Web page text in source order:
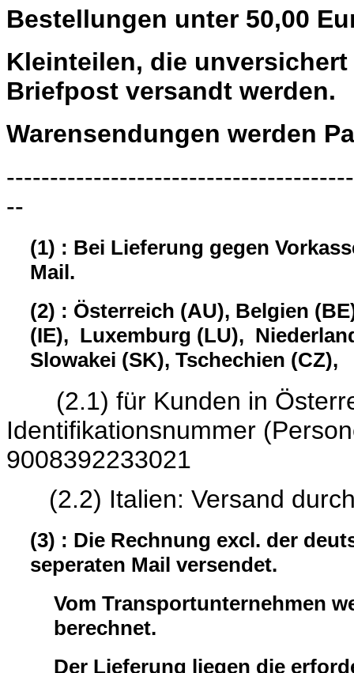
Bestellungen unter 50,00
Kleinteilen, die
Briefpost versandt werden.
Warensendungen werden
--
(1) : Bei Lieferung gegen
Mail.
(2) : Österreich (AU), Belgien
(IE), Luxemburg (LU),
Slowakei (SK), Tschechien (CZ),
(2.1) für Kunden in
9008392233021
(2.2) Italien: Versand durch
(3) : Die Rechnung excl. der
seperaten Mail versendet.
Vom Transportunternehmen
berechnet.
Der Lieferung liegen die